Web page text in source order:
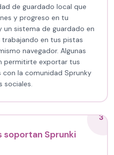
de guardado local que
y progreso en tu
un sistema de guardado en
en tus pistas
navegador. Algunas
permitirte exportar tus
la comunidad Sprunky
sociales.
3
soportan Sprunki